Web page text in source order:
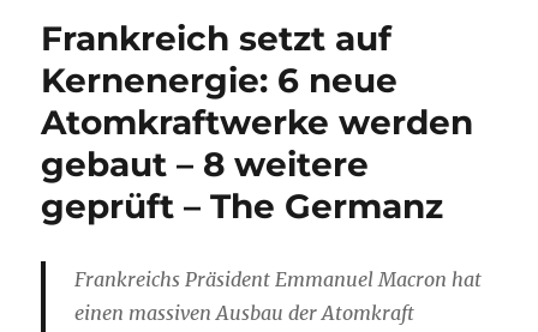
Frankreich setzt auf
Kernenergie: 6 neue
Atomkraftwerke werden
gebaut – 8 weitere
geprüft – The Germanz
Frankreichs Präsident Emmanuel Macron hat
einen massiven Ausbau der Atomkraft